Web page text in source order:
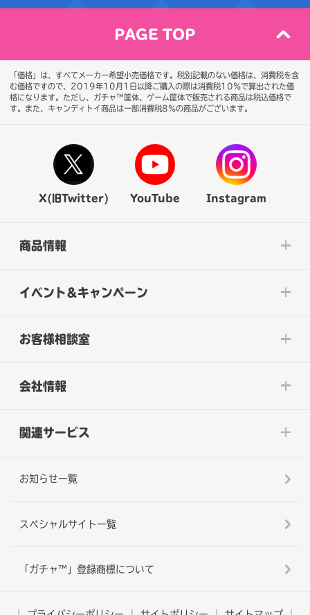
PAGE TOP
「価格」は、すべてメーカー希望小売価格です。税別記載のない価格は、消費税を含
む価格ですので、2019年10月1日以降ご購入の際は消費税10％で算出された価
格になります。 ただし、ガチャ™筐体、ゲーム筐体で販売される商品は税込価格で
す。また、キャンディトイ商品は一部消費税8％の商品がございます。
X(旧Twitter) YouTube Instagram
商品情報
イベント&キャンペーン
お客様相談室
会社情報
関連サービス
お知らせ一覧
スペシャルサイト一覧
「ガチャ™」登録商標について